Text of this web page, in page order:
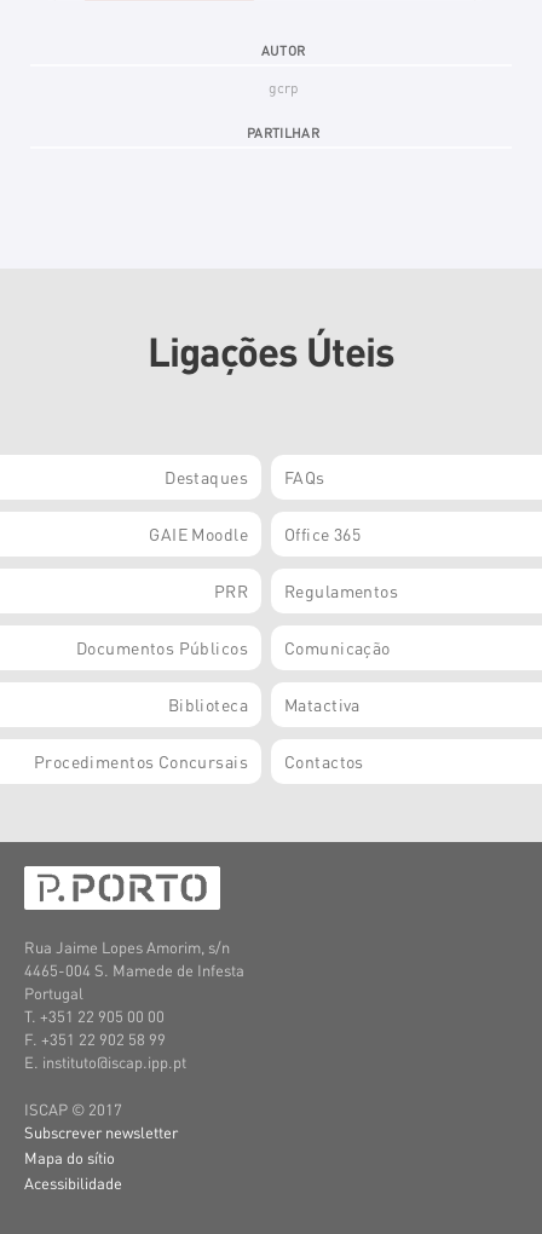
AUTOR
gcrp
PARTILHAR
Ligações Úteis
Destaques FAQs
GAIE Moodle Office 365
PRR Regulamentos
Documentos Públicos Comunicação
Biblioteca Matactiva
Procedimentos Concursais Contactos
Rua Jaime Lopes Amorim, s/n
4465-004 S. Mamede de Infesta
Portugal
T. +351 22 905 00 00
F. +351 22 902 58 99
E. instituto@iscap.ipp.pt
ISCAP © 2017
Subscrever newsletter
Mapa do sítio
Acessibilidade